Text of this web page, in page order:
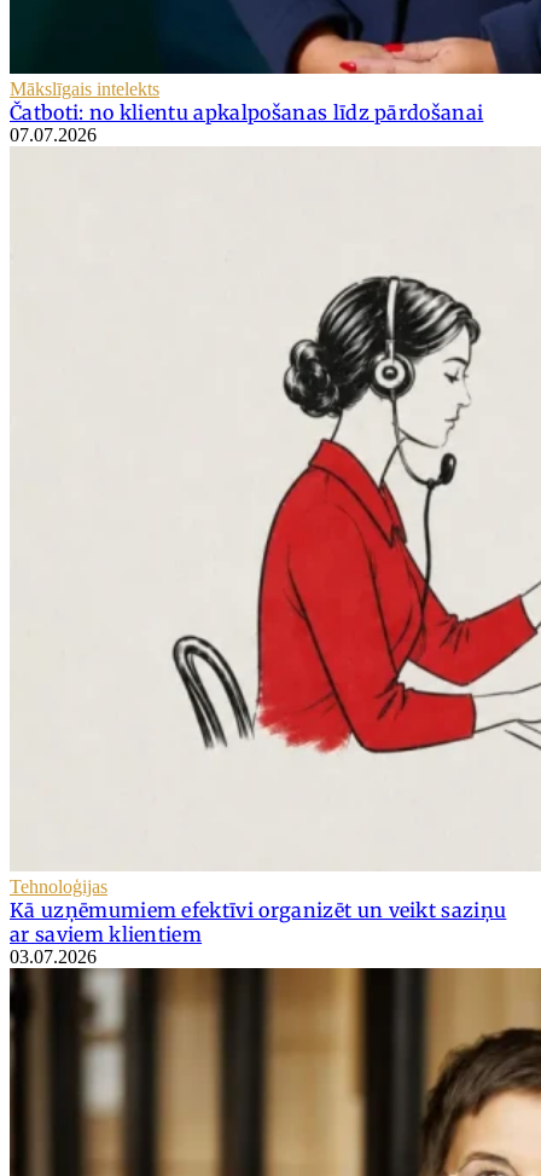
Mākslīgais intelekts
Čatboti: no klientu apkalpošanas līdz pārdošanai
07.07.2026
Tehnoloģijas
Kā uzņēmumiem efektīvi organizēt un veikt saziņu
ar saviem klientiem
03.07.2026